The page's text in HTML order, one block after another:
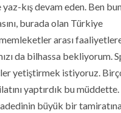
yaz-kış devam eden. Ben
burada olan Türkiye
arası
da bilhassa bekliyorum.
yetiştirmek istiyoruz.
yaptırdık bu müddette.
büyük bir